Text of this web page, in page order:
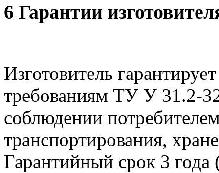
6 Гарантии
Изготовитель
требованиям ТУ У 31.2-
соблюдении
транспортирования,
Гарантийный срок 3 года